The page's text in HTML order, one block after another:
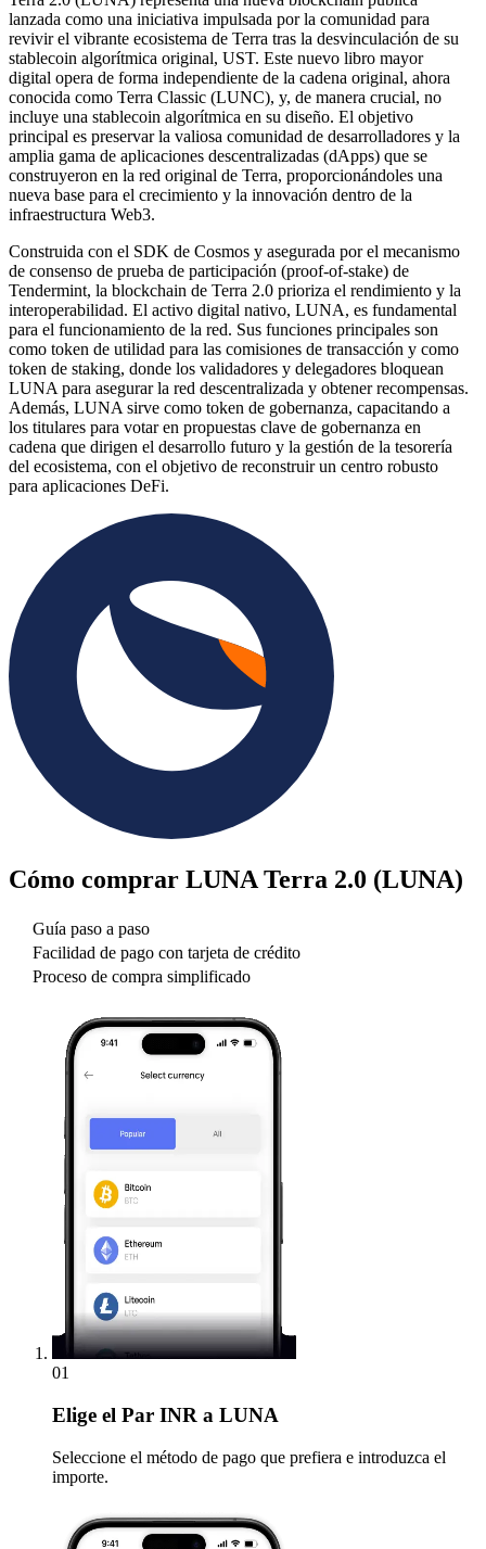
lanzada como una iniciativa impulsada por la comunidad para
revivir el vibrante ecosistema de Terra tras la desvinculación de su
stablecoin algorítmica original, UST. Este nuevo libro mayor
digital opera de forma independiente de la cadena original, ahora
conocida como Terra Classic (LUNC), y, de manera crucial, no
incluye una stablecoin algorítmica en su diseño. El objetivo
principal es preservar la valiosa comunidad de desarrolladores y la
amplia gama de aplicaciones descentralizadas (dApps) que se
construyeron en la red original de Terra, proporcionándoles una
nueva base para el crecimiento y la innovación dentro de la
infraestructura Web3.
Construida con el SDK de Cosmos y asegurada por el mecanismo
de consenso de prueba de participación (proof-of-stake) de
Tendermint, la blockchain de Terra 2.0 prioriza el rendimiento y la
interoperabilidad. El activo digital nativo, LUNA, es fundamental
para el funcionamiento de la red. Sus funciones principales son
como token de utilidad para las comisiones de transacción y como
token de staking, donde los validadores y delegadores bloquean
LUNA para asegurar la red descentralizada y obtener recompensas.
Además, LUNA sirve como token de gobernanza, capacitando a
los titulares para votar en propuestas clave de gobernanza en
cadena que dirigen el desarrollo futuro y la gestión de la tesorería
del ecosistema, con el objetivo de reconstruir un centro robusto
para aplicaciones DeFi.
Cómo comprar LUNA Terra 2.0 (LUNA)
Guía paso a paso
Facilidad de pago con tarjeta de crédito
Proceso de compra simplificado
01
Elige el Par INR a LUNA
Seleccione el método de pago que prefiera e introduzca el
importe.